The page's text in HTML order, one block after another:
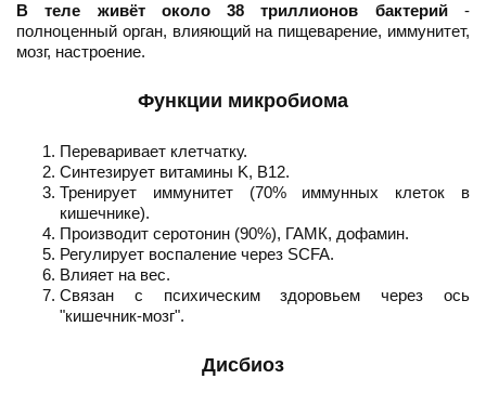
В теле живёт около 38 триллионов бактерий-
полноценный орган, влияющий на пищеварение, иммунитет,
мозг, настроение.
Функции микробиома
Переваривает клетчатку.
Синтезирует витамины K, B12.
Тренирует иммунитет (70% иммунных клеток в
кишечнике).
Производит серотонин (90%), ГАМК, дофамин.
Регулирует воспаление через SCFA.
Влияет на вес.
Связан с психическим здоровьем через ось
"кишечник-мозг".
Дисбиоз